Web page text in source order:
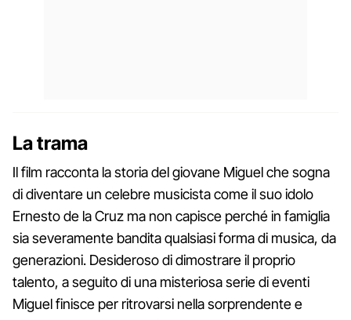
La trama
Il film racconta la storia del giovane Miguel che sogna
di diventare un celebre musicista come il suo idolo
Ernesto de la Cruz ma non capisce perché in famiglia
sia severamente bandita qualsiasi forma di musica, da
generazioni. Desideroso di dimostrare il proprio
talento, a seguito di una misteriosa serie di eventi
Miguel finisce per ritrovarsi nella sorprendente e